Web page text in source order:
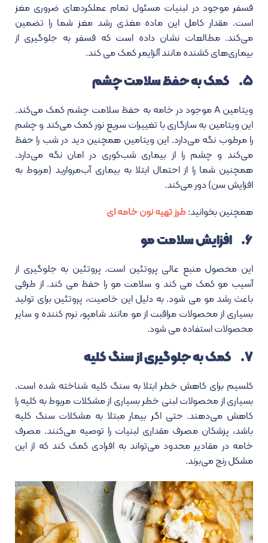
فسفر موجود در لبنیات مسئول تمام عملکردهای ضروری مغز
است. مقدار کامل این ماده مغذی رشد مغز شما را تضمین
می‌کند. مطالعات نشان داده است که فسفر به جلوگیری از
بیماری‌های کشنده مانند آلزایمر کمک می کند.
۵. کمک به حفظ سلامت چشم
ویتامین A موجود در خامه به حفظ سلامت چشم کمک می‌کند.
این ویتامین به سازگاری با تغییرات سریع نور کمک می‌کند و چشم
را مرطوب نگه می‌دارد. این ویتامین همچنین دید در شب را حفظ
می‌کند و چشم را از بیماری شب‌کوری در امان نگه می‌دارد.
همچنین شما را از احتمال ابتلا به بیماری آب‌مروارید (مربوط به
افزایش سن) دور می‌کند.
همچنین بخوانید:طرز تهیه نون خامه ای
۶. افزایش سلامت مو
این محصول منبع عالی پروتئین است. پروتئین به جلوگیری از
آسیب مو کمک می کند و سلامت مو را حفظ می کند. از طرفی
باعث رشد مو می شود. به دلیل این خاصیت، پروتئین برای تولید
بسیاری از محصولات مراقبت از مو مانند شامپو، نرم کننده و سایر
محصولات استفاده می شود.
۷. کمک به جلوگیری از سنگ کلیه
کلسیم برای کاهش خطر ابتلا به سنگ کلیه شناخته شده است.
بسیاری از محصولات لبنی خطر بسیاری از مشکلات مربوط به کلیه را
کاهش می‌دهند. حتی اگر بیمار مبتلا به مشکلات سنگ کلیه
باشد، پزشکان مصرف مقداری لبنیات را توصیه می‌کنند. مصرف
خامه در مقادیر محدود می‌تواند به افرادی کمک کند که از این
مشکل رنج می‌برند.